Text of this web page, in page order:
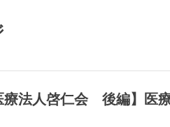
療法人啓仁会 後編】